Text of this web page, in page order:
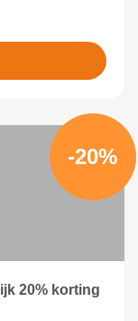
-20%
20% korting